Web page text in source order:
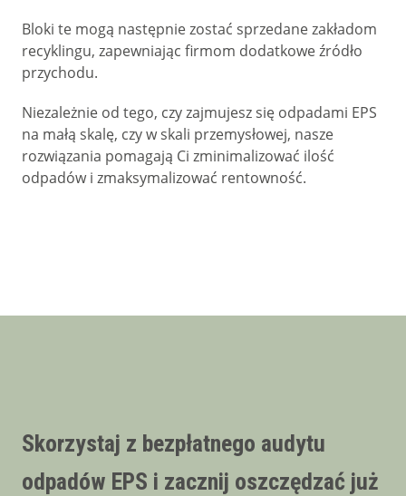
Bloki te mogą następnie zostać sprzedane zakładom
recyklingu, zapewniając firmom dodatkowe źródło
przychodu.
Niezależnie od tego, czy zajmujesz się odpadami EPS
na małą skalę, czy w skali przemysłowej, nasze
rozwiązania pomagają Ci zminimalizować ilość
odpadów i zmaksymalizować rentowność.
Skorzystaj z bezpłatnego audytu
odpadów EPS i zacznij oszczędzać już